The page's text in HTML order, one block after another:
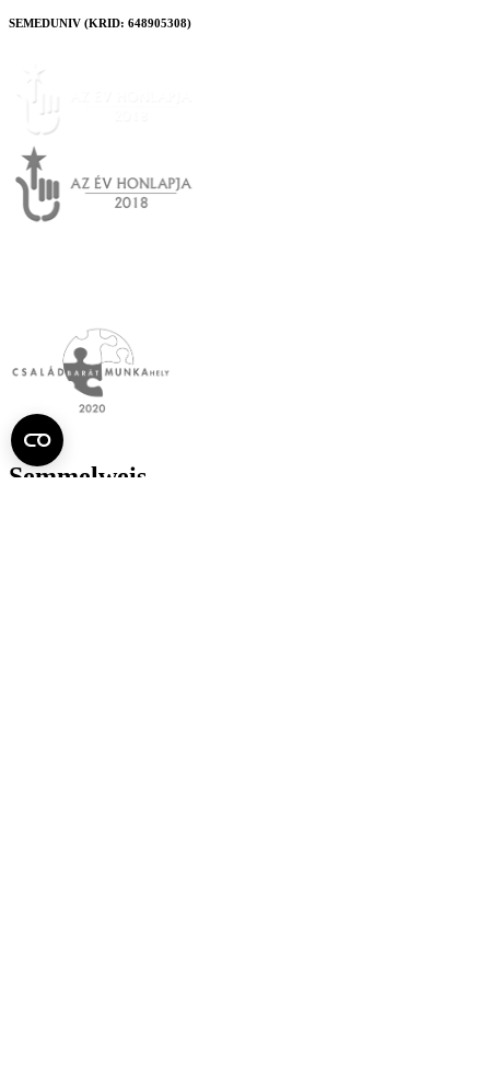
SEMEDUNIV (KRID: 648905308)
Semmelweis